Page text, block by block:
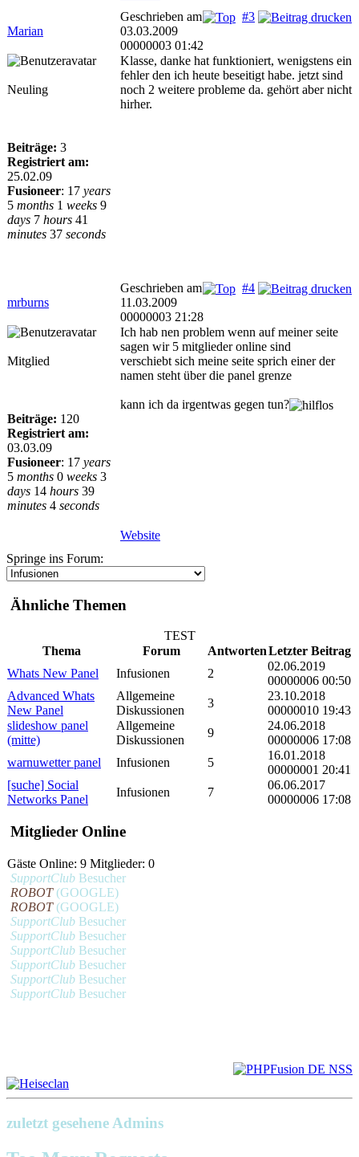
Marian
#3
Geschrieben am
03.03.2009
00000003 01:42
Neuling
Beiträge: 3
Registriert am:
25.02.09
Fusioneer: 17 years
5 months 1 weeks 9
days 7 hours 41
minutes 37 seconds
Klasse, danke hat funktioniert, wenigstens ein
fehler den ich heute beseitigt habe. jetzt sind
noch 2 weitere probleme da. gehört aber nicht
hirher.
mrburns
#4
Geschrieben am
11.03.2009
00000003 21:28
Mitglied
Beiträge: 120
Registriert am:
03.03.09
Fusioneer: 17 years
5 months 0 weeks 3
days 14 hours 39
minutes 4 seconds
Ich hab nen problem wenn auf meiner seite
sagen wir 5 mitglieder online sind
verschiebt sich meine seite sprich einer der
namen steht über die panel grenze
kann ich da irgentwas gegen tun?
Website
Springe ins Forum:
Ähnliche Themen
TEST
Thema
Forum AntwortenLetzter Beitrag
Whats New Panel
Infusionen 2
02.06.2019
00000006 00:50
Advanced Whats
New Panel
Allgemeine
Diskussionen
3
23.10.2018
00000010 19:43
slideshow panel
(mitte)
Allgemeine
Diskussionen
9
24.06.2018
00000006 17:08
warnuwetter panel
Infusionen 5
16.01.2018
00000001 20:41
[suche] Social
Networks Panel
Infusionen 7
06.06.2017
00000006 17:08
Mitglieder Online
Gäste Online: 9 Mitglieder: 0
SupportClub Besucher
ROBOT(GOOGLE)
ROBOT(GOOGLE)
SupportClub Besucher
SupportClub Besucher
SupportClub Besucher
SupportClub Besucher
SupportClub Besucher
SupportClub Besucher
zuletzt gesehene Admins